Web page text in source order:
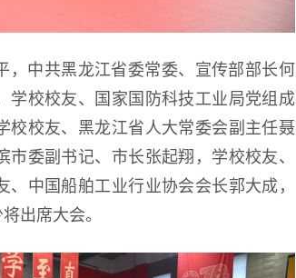
，中共黑龙江省委常委、宣传部部长何
学校校友、国家国防科技工业局党组成
校校友、黑龙江省人大常委会副主任聂
委副书记、市长张起翔，学校校友、
中国船舶工业行业协会会长郭大成，
出席大会。